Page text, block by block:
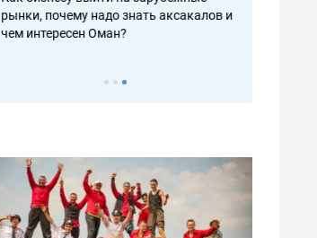
рынки, почему надо знать аксакалов и
чем интересен Оман?